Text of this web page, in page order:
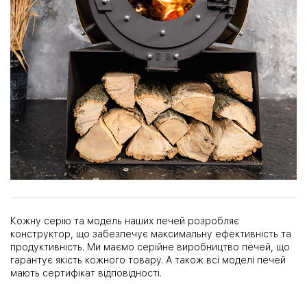
Кожну серію та модель наших печей розробляє
конструктор, що забезпечує максимальну ефективність та
продуктивність. Ми маємо серійне виробництво печей, що
гарантує якість кожного товару. А також всі моделі печей
мають сертифікат відповідності.